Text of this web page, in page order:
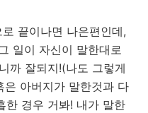
끝이나면 나은편인데,
일이 자신이 말한대로
까 잘되지!(나도 그렇게
아버지가 말한것과 다
한 경우 거봐! 내가 말한